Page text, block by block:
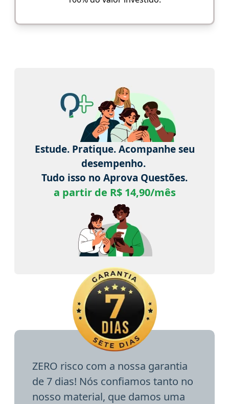
Estude. Pratique. Acompanhe seu
desempenho.
Tudo isso no Aprova Questões.
a partir de R$ 14,90/mês
ZERO risco com a nossa garantia
de 7 dias! Nós confiamos tanto no
nosso material, que damos uma